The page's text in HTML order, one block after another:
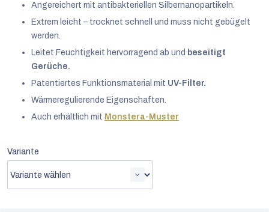
Angereichert mit antibakteriellen Silbernanopartikeln.
Extrem leicht – trocknet schnell und muss nicht gebügelt
werden.
Leitet Feuchtigkeit hervorragend ab und beseitigt
Gerüche.
Patentiertes Funktionsmaterial mit UV-Filter.
Wärmeregulierende Eigenschaften.
Auch erhältlich mit Monstera-Muster
Variante